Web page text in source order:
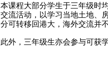
本课程大部分学生于三年级时
交流活动，以学习当地土地、
分可转移回港大，海外交流并
此外，三年级生亦会参与可获